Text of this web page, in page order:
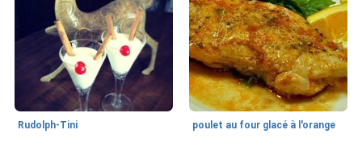
Rudolph-Tini poulet au four glacé à l'orange